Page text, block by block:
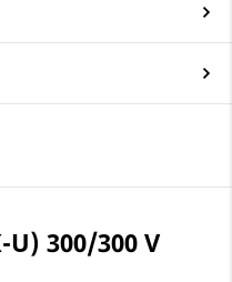
U) 300/300 V